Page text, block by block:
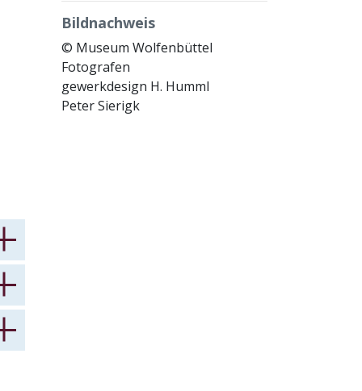
Bildnachweis
© Museum Wolfenbüttel
Fotografen
gewerkdesign H. Humml
Peter Sierigk